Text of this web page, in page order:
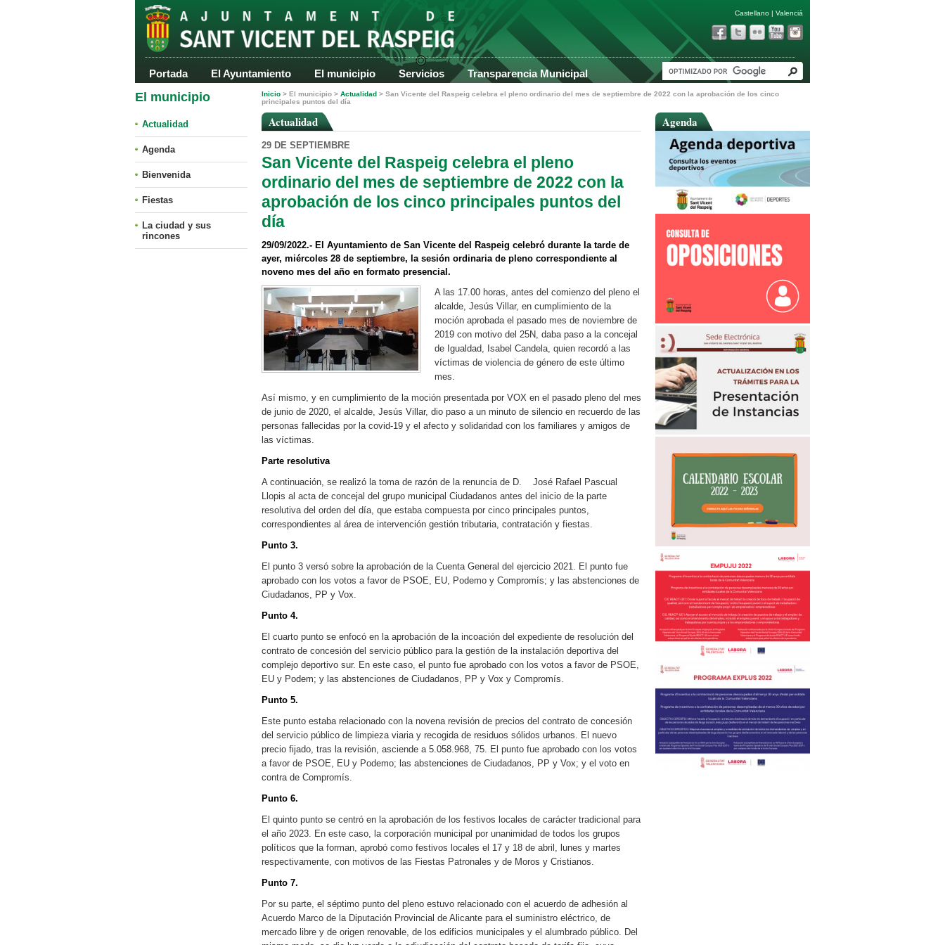
Castellano | Valenciá
Portada El Ayuntamiento El municipio Servicios Transparencia Municipal
El municipio
Actualidad
Agenda
Bienvenida
Fiestas
La ciudad y sus
rincones
Inicio > El municipio > Actualidad > San Vicente del Raspeig celebra el pleno ordinario del mes de septiembre de 2022 con la aprobación de los cinco
principales puntos del día
Actualidad
29 DE SEPTIEMBRE
San Vicente del Raspeig celebra el pleno
ordinario del mes de septiembre de 2022 con la
aprobación de los cinco principales puntos del
día
29/09/2022.- El Ayuntamiento de San Vicente del Raspeig celebró durante la tarde de
ayer, miércoles 28 de septiembre, la sesión ordinaria de pleno correspondiente al
noveno mes del año en formato presencial.
A las 17.00 horas, antes del comienzo del pleno el
alcalde, Jesús Villar, en cumplimiento de la
moción aprobada el pasado mes de noviembre de
2019 con motivo del 25N, daba paso a la concejal
de Igualdad, Isabel Candela, quien recordó a las
víctimas de violencia de género de este último
mes.
Así mismo, y en cumplimiento de la moción presentada por VOX en el pasado pleno del mes
de junio de 2020, el alcalde, Jesús Villar, dio paso a un minuto de silencio en recuerdo de las
personas fallecidas por la covid-19 y el afecto y solidaridad con los familiares y amigos de
las víctimas.
Parte resolutiva
A continuación, se realizó la toma de razón de la renuncia de D. José Rafael Pascual
Llopis al acta de concejal del grupo municipal Ciudadanos antes del inicio de la parte
resolutiva del orden del día, que estaba compuesta por cinco principales puntos,
correspondientes al área de intervención gestión tributaria, contratación y fiestas.
Punto 3.
El punto 3 versó sobre la aprobación de la Cuenta General del ejercicio 2021. El punto fue
aprobado con los votos a favor de PSOE, EU, Podemo y Compromís; y las abstenciones de
Ciudadanos, PP y Vox.
Punto 4.
El cuarto punto se enfocó en la aprobación de la incoación del expediente de resolución del
contrato de concesión del servicio público para la gestión de la instalación deportiva del
complejo deportivo sur. En este caso, el punto fue aprobado con los votos a favor de PSOE,
EU y Podem; y las abstenciones de Ciudadanos, PP y Vox y Compromís.
Punto 5.
Este punto estaba relacionado con la novena revisión de precios del contrato de concesión
del servicio público de limpieza viaria y recogida de residuos sólidos urbanos. El nuevo
precio fijado, tras la revisión, asciende a 5.058.968, 75. El punto fue aprobado con los votos
a favor de PSOE, EU y Podemo; las abstenciones de Ciudadanos, PP y Vox; y el voto en
contra de Compromís.
Punto 6.
El quinto punto se centró en la aprobación de los festivos locales de carácter tradicional para
el año 2023. En este caso, la corporación municipal por unanimidad de todos los grupos
políticos que la forman, aprobó como festivos locales el 17 y 18 de abril, lunes y martes
respectivamente, con motivos de las Fiestas Patronales y de Moros y Cristianos.
Punto 7.
Por su parte, el séptimo punto del pleno estuvo relacionado con el acuerdo de adhesión al
Acuerdo Marco de la Diputación Provincial de Alicante para el suministro eléctrico, de
mercado libre y de origen renovable, de los edificios municipales y el alumbrado público. Del
Agenda